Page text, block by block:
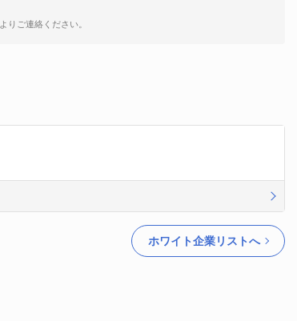
よりご連絡ください。
ホワイト企業リストへ